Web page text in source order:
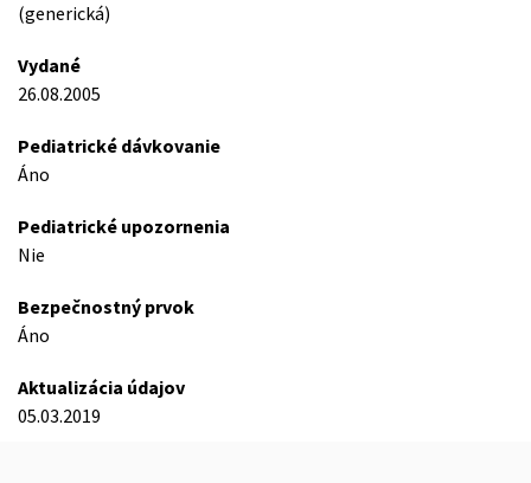
(generická)
Vydané
26.08.2005
Pediatrické dávkovanie
Áno
Pediatrické upozornenia
Nie
Bezpečnostný prvok
Áno
Aktualizácia údajov
05.03.2019